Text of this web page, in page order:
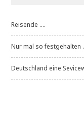
Reisende ....
Nur mal so festgehalten
Deutschland eine